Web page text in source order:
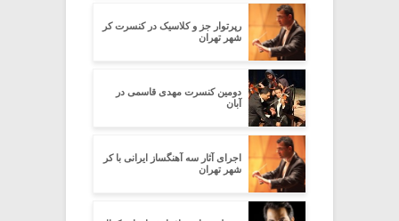
رپرتوار جز و کلاسیک در کنسرت کر
شهر تهران
دومین کنسرت مهدی قاسمی در
آبان
اجرای آثار سه آهنگساز ایرانی با کر
شهر تهران